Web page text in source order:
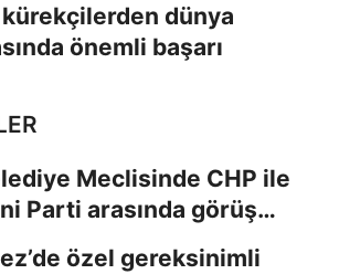
kürekçilerden dünya
önemli başarı
Meclisinde CHP ile
Parti arasında görüş
özel gereksinimli